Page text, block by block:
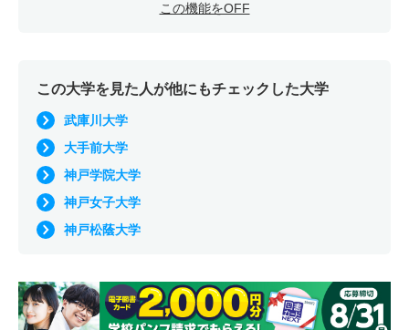
この機能をOFF
この大学を見た人が他にもチェックした大学
武庫川大学
大手前大学
神戸学院大学
神戸女子大学
神戸松蔭大学